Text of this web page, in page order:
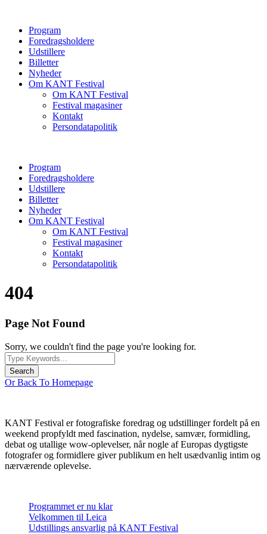
Program
Foredragsholdere
Udstillere
Billetter
Nyheder
Om KANT Festival
Om KANT Festival
Festival magasiner
Kontakt
Persondatapolitik
Program
Foredragsholdere
Udstillere
Billetter
Nyheder
Om KANT Festival
Om KANT Festival
Festival magasiner
Kontakt
Persondatapolitik
404
Page Not Found
Sorry, we couldn't find the page you're looking for.
Or Back To Homepage
KANT Festival er fotografiske foredrag og udstillinger fordelt på en
weekend propfyldt med fascination, nydelse, samvær, formidling,
debat og utallige wow-oplevelser, når nogle af Europas dygtigste
fotografer og formidlere giver publikum en helt usædvanlig intim og
nærværende oplevelse.
Programmet er nu klar
Velkommen til Leica
Udstillings ansvarlig på KANT Festival